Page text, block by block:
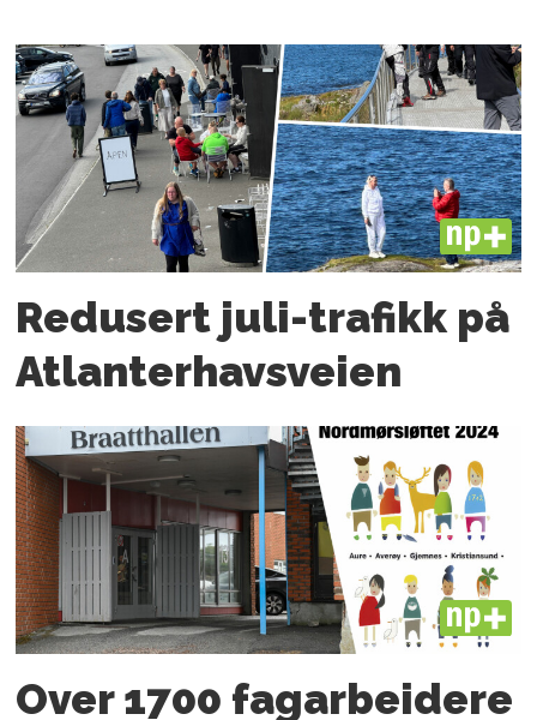
PLUS
Redusert juli-trafikk på
Atlanter­havsveien
PLUS
Over 1700 fagarbeidere